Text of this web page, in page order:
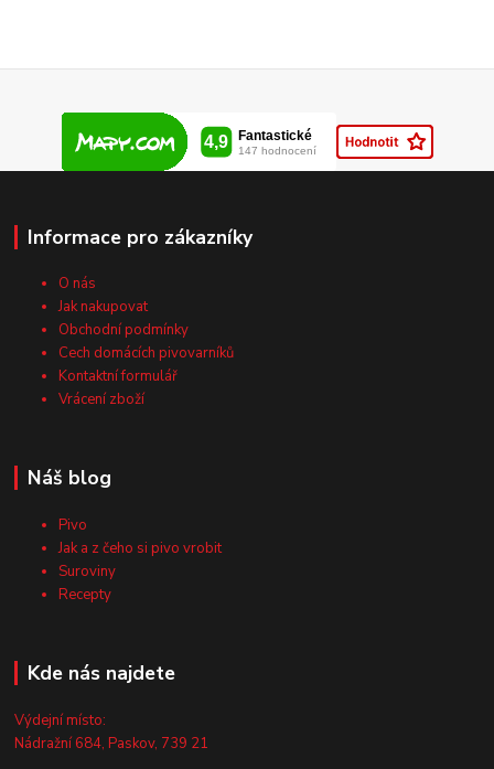
Informace pro zákazníky
O nás
Jak nakupovat
Obchodní podmínky
Cech domácích pivovarníků
Kontaktní formulář
Vrácení zboží
Náš blog
Pivo
Jak a z čeho si pivo vrobit
Suroviny
Recepty
Kde nás najdete
Výdejní místo:
Nádražní 684, Paskov, 739 21